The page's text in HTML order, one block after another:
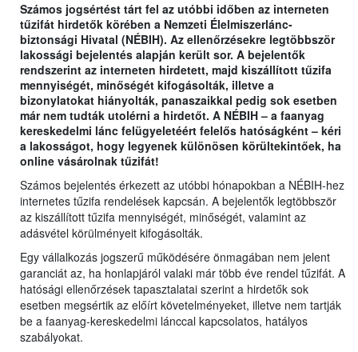
Számos jogsértést tárt fel az utóbbi időben az interneten
tűzifát hirdetők körében a Nemzeti Élelmiszerlánc-
biztonsági Hivatal (NÉBIH). Az ellenőrzésekre legtöbbször
lakossági bejelentés alapján került sor. A bejelentők
rendszerint az interneten hirdetett, majd kiszállított tűzifa
mennyiségét, minőségét kifogásolták, illetve a
bizonylatokat hiányolták, panaszaikkal pedig sok esetben
már nem tudták utolérni a hirdetőt. A NÉBIH – a faanyag
kereskedelmi lánc felügyeletéért felelős hatóságként – kéri
a lakosságot, hogy legyenek különösen körültekintőek, ha
online vásárolnak tűzifát!
Számos bejelentés érkezett az utóbbi hónapokban a NÉBIH-hez
internetes tűzifa rendelések kapcsán. A bejelentők legtöbbször
az kiszállított tűzifa mennyiségét, minőségét, valamint az
adásvétel körülményeit kifogásolták.
Egy vállalkozás jogszerű működésére önmagában nem jelent
garanciát az, ha honlapjáról valaki már több éve rendel tűzifát. A
hatósági ellenőrzések tapasztalatai szerint a hirdetők sok
esetben megsértik az előírt követelményeket, illetve nem tartják
be a faanyag-kereskedelmi lánccal kapcsolatos, hatályos
szabályokat.